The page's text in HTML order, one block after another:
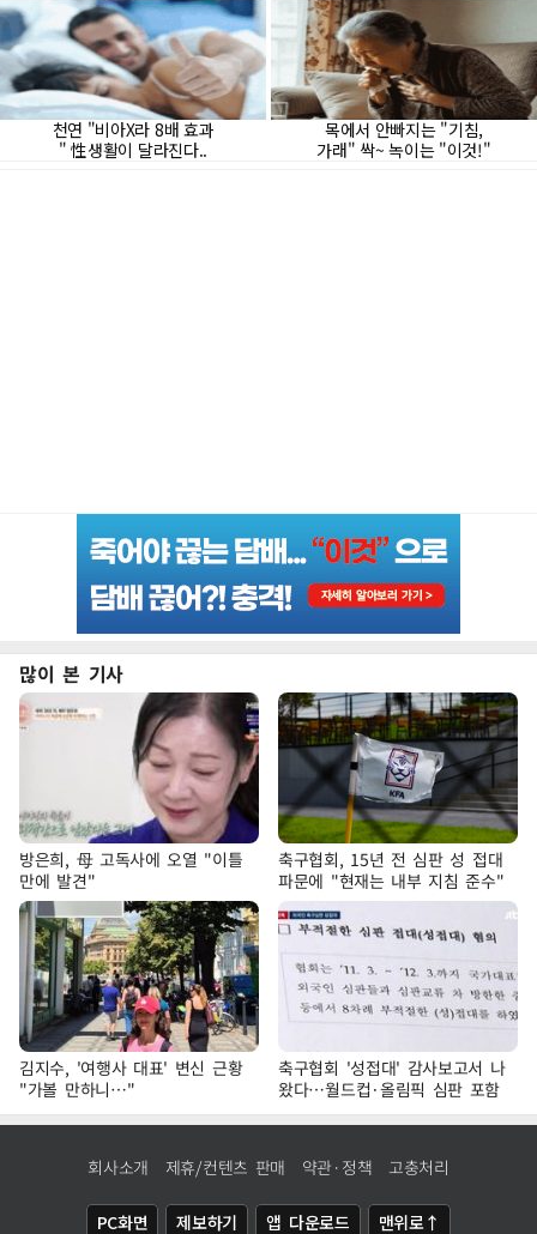
많이 본 기사
방은희, 母 고독사에 오열 "이틀
만에 발견"
축구협회, 15년 전 심판 성 접대
파문에 "현재는 내부 지침 준수"
김지수, '여행사 대표' 변신 근황
"가볼 만하니…"
축구협회 '성접대' 감사보고서 나
왔다…월드컵·올림픽 심판 포함
회사소개 제휴/컨텐츠 판매 약관·정책 고충처리
PC화면 제보하기 앱 다운로드 맨위로↑